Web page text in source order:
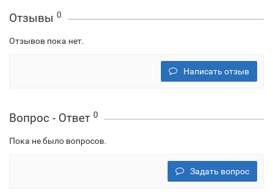
Отзывы 0
Отзывов пока нет.
Написать отзыв
Вопрос - Ответ 0
Пока не было вопросов.
Задать вопрос